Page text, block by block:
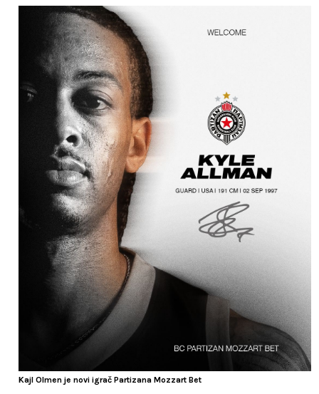
Kajl Olmen je novi igrač Partizana Mozzart Bet